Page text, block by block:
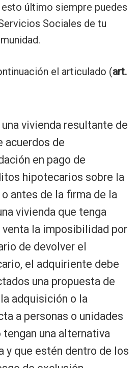
último siempre puedes
Sociales de tu
el articulado (art.
vivienda resultante de
acuerdos de
en pago de
hipotecarios sobre la
antes de la firma de la
vivienda que tenga
venta la imposibilidad por
de devolver el
el adquiriente debe
una propuesta de
adquisición o la
a personas o unidades
una alternativa
y que estén dentro de los